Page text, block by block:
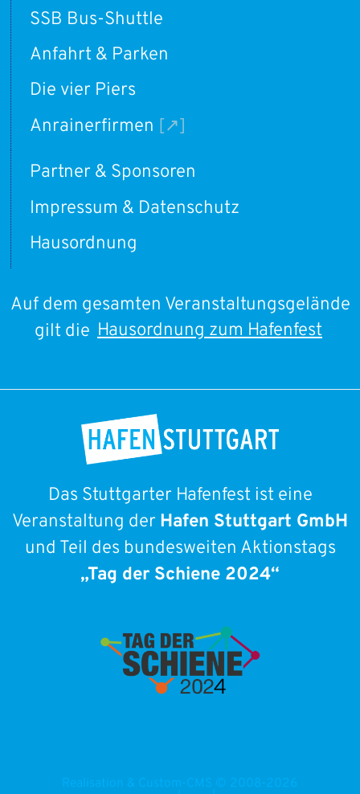
SSB Bus-Shuttle
Anfahrt & Parken
Die vier Piers
Anrainerfirmen
Partner & Sponsoren
Impressum & Datenschutz
Hausordnung
Auf dem gesamten Veranstaltungsgelände
gilt die Hausordnung zum Hafenfest
Das Stuttgarter Hafenfest ist eine
Veranstaltung der Hafen Stuttgart GmbH
und Teil des bundesweiten Aktionstags
„Tag der Schiene 2024“
Realisation & Custom-CMS © 2008-2026